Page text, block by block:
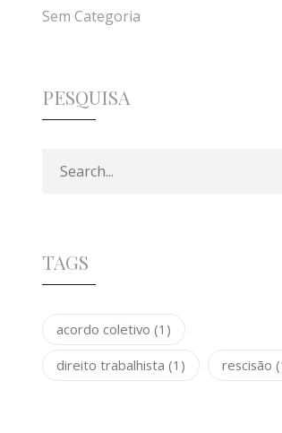
Sem Categoria
PESQUISA
TAGS
acordo coletivo (1)
direito trabalhista (1) rescisão